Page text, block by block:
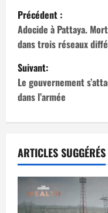
N
a
v
i
g
t
i
o
Précédent :
Adocide à Pattaya.
dans trois réseaux
Suivant:
Le gouvernement
dans l’armée
ARTICLES SUGGÉRÉS